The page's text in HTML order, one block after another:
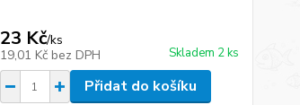
23 Kč/ks
19,01 Kč bez DPH Skladem 2 ks
Přidat do košíku